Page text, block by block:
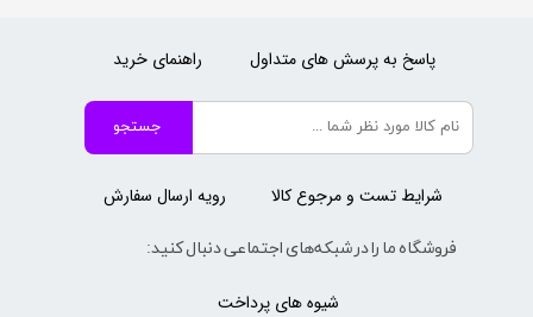
جستجو
فروشگاه ما را در شبکه‌های اجتماعی دنبال کنید:
رویه ارسال سفارش
راهنمای خرید
شیوه های پرداخت
پاسخ به پرسش های متداول
شرایط تست و مرجوع کالا